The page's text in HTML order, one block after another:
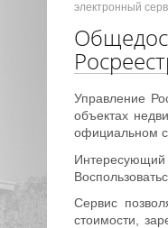
электронный
Управление
объектах
официальном
Сервис
стоимости,